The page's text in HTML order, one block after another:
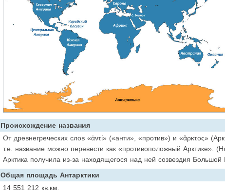
Происхождение названия
От древнегреческих слов «ἀντί» («анти», «против») и «ἄρκτος»
т.е. название можно перевести как «противоположный Арктике».
Арктика получила из-за находящегося над ней созвездия
Общая площадь Антарктики
14 551 212 кв.км.